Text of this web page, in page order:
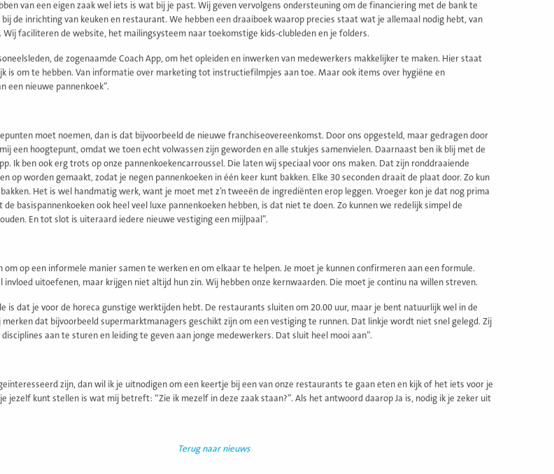
van een eigen zaak wel iets is wat bij je past. Wij geven vervolgens ondersteuning om de financiering met de bank te
de inrichting van keuken en restaurant. We hebben een draaiboek waarop precies staat wat je allemaal nodig hebt, van
faciliteren de website, het mailingsysteem naar toekomstige kids-clubleden en je folders.
de zogenaamde Coach App, om het opleiden en inwerken van medewerkers makkelijker te maken. Hier staat
is om te hebben. Van informatie over marketing tot instructiefilmpjes aan toe. Maar ook items over hygiëne en
een nieuwe pannenkoek”.
moet noemen, dan is dat bijvoorbeeld de nieuwe franchiseovereenkomst. Door ons opgesteld, maar gedragen door
een hoogtepunt, omdat we toen echt volwassen zijn geworden en alle stukjes samenvielen. Daarnaast ben ik blij met de
Ik ben ook erg trots op onze pannenkoekencarroussel. Die laten wij speciaal voor ons maken. Dat zijn ronddraaiende
op worden gemaakt, zodat je negen pannenkoeken in één keer kunt bakken. Elke 30 seconden draait de plaat door. Zo kun
Het is wel handmatig werk, want je moet met z’n tweeën de ingrediënten erop leggen. Vroeger kon je dat nog prima
basispannenkoeken ook heel veel luxe pannenkoeken hebben, is dat niet te doen. Zo kunnen we redelijk simpel de
En tot slot is uiteraard iedere nieuwe vestiging een mijlpaal”.
om op een informele manier samen te werken en om elkaar te helpen. Je moet je kunnen confirmeren aan een formule.
invloed uitoefenen, maar krijgen niet altijd hun zin. Wij hebben onze kernwaarden. Die moet je continu na willen streven.
is dat je voor de horeca gunstige werktijden hebt. De restaurants sluiten om 20.00 uur, maar je bent natuurlijk wel in de
dat bijvoorbeeld supermarktmanagers geschikt zijn om een vestiging te runnen. Dat linkje wordt niet snel gelegd. Zij
aan te sturen en leiding te geven aan jonge medewerkers. Dat sluit heel mooi aan”.
zijn, dan wil ik je uitnodigen om een keertje bij een van onze restaurants te gaan eten en kijk of het iets voor je
jezelf kunt stellen is wat mij betreft: “Zie ik mezelf in deze zaak staan?”. Als het antwoord daarop Ja is, nodig ik je zeker uit
Terug naar nieuws